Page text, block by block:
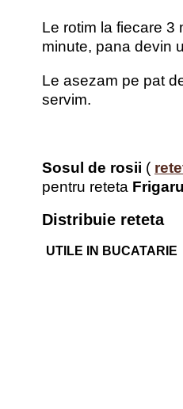
Le rotim la fiecare 3
minute, pana devin
Le asezam pe pat
servim.
Sosul de rosii (
pentru reteta
Distribuie reteta
UTILE IN BUCATARIE